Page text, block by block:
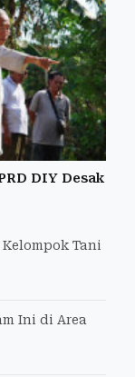
DIY Desak
Tani
Ini di Area